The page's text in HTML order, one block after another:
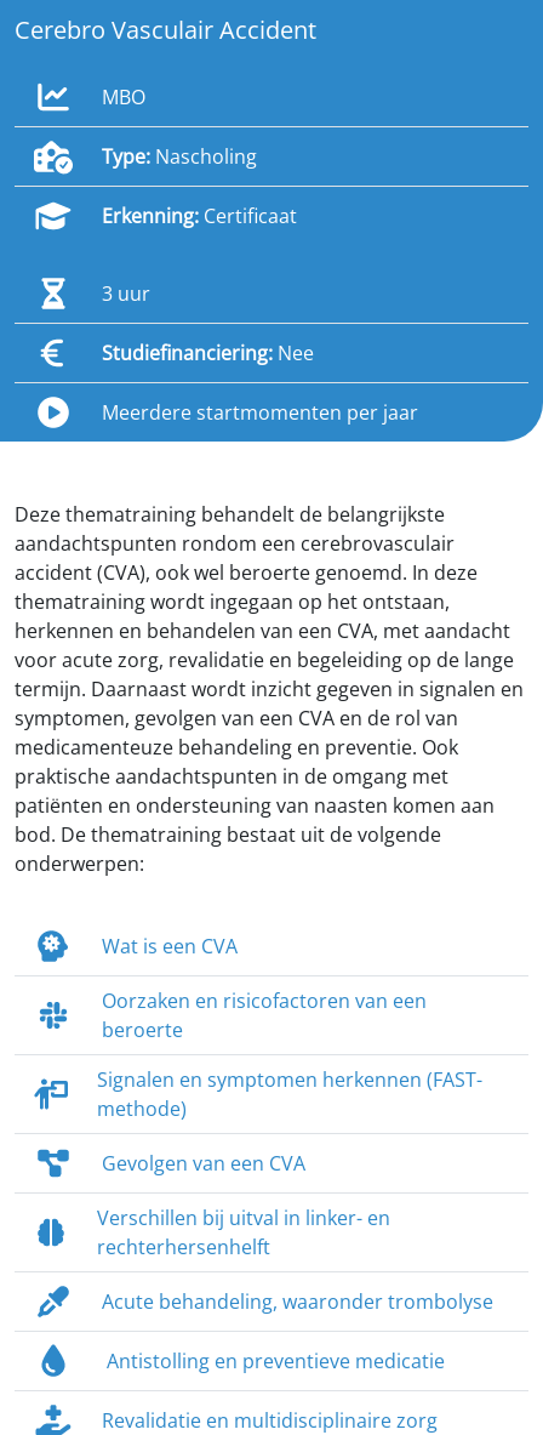
Cerebro Vasculair Accident
MBO
Type: Nascholing
Erkenning: Certificaat
3 uur
Studiefinanciering: Nee
Meerdere startmomenten per jaar
Deze thematraining behandelt de belangrijkste
aandachtspunten rondom een cerebrovasculair
accident (CVA), ook wel beroerte genoemd. In deze
thematraining wordt ingegaan op het ontstaan,
herkennen en behandelen van een CVA, met aandacht
voor acute zorg, revalidatie en begeleiding op de lange
termijn. Daarnaast wordt inzicht gegeven in signalen en
symptomen, gevolgen van een CVA en de rol van
medicamenteuze behandeling en preventie. Ook
praktische aandachtspunten in de omgang met
patiënten en ondersteuning van naasten komen aan
bod. De thematraining bestaat uit de volgende
onderwerpen:
Wat is een CVA
Oorzaken en risicofactoren van een
beroerte
Signalen en symptomen herkennen (FAST-
methode)
Gevolgen van een CVA
Verschillen bij uitval in linker- en
rechterhersenhelft
Acute behandeling, waaronder trombolyse
Antistolling en preventieve medicatie
Revalidatie en multidisciplinaire zorg